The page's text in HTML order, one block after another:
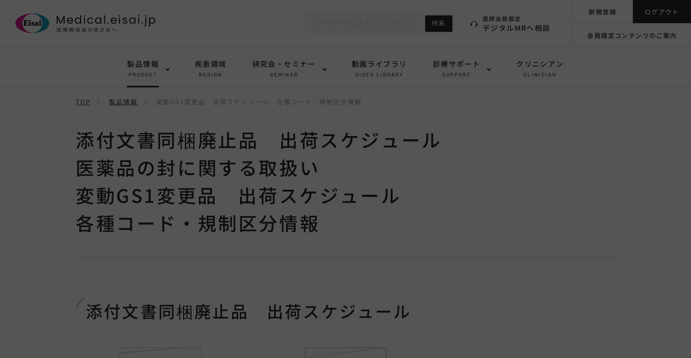
医師会員限定
デジタルMRへ相談
新規登録 ログアウト
会員限定コンテンツのご案内
製品情報
PRODUCT
疾患領域
REGION
研究会・セミナー
SEMINAR
動画ライブラリ
VIDEO LIBRARY
診療サポート
SUPPORT
クリニシアン
CLINICIAN
TOP 製品情報 変動GS1変更品 出荷スケジュール、各種コード・規制区分情報
添付文書同梱廃止品 出荷スケジュール
医薬品の封に関する取扱い
変動GS1変更品 出荷スケジュール
各種コード・規制区分情報
添付文書同梱廃止品 出荷スケジュール